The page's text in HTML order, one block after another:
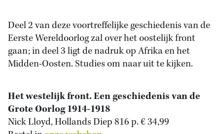
Deel 2 van deze voortreffelijke geschiedenis van de
Eerste Wereldoorlog zal over het oostelijk front
gaan; in deel 3 ligt de nadruk op Afrika en het
Midden-Oosten. Studies om naar uit te kijken.
Het westelijk front. Een geschiedenis van de
Grote Oorlog 1914-1918
Nick Lloyd, Hollands Diep 816 p. € 34,99